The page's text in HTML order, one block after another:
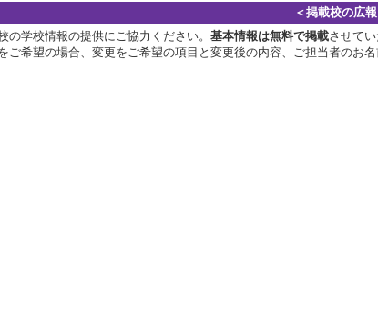
＜掲載校の広
の学校情報の提供にご協力ください。 基本情報は無料で掲載させて
ご希望の場合、変更をご希望の項目と変更後の内容、ご担当者のお名